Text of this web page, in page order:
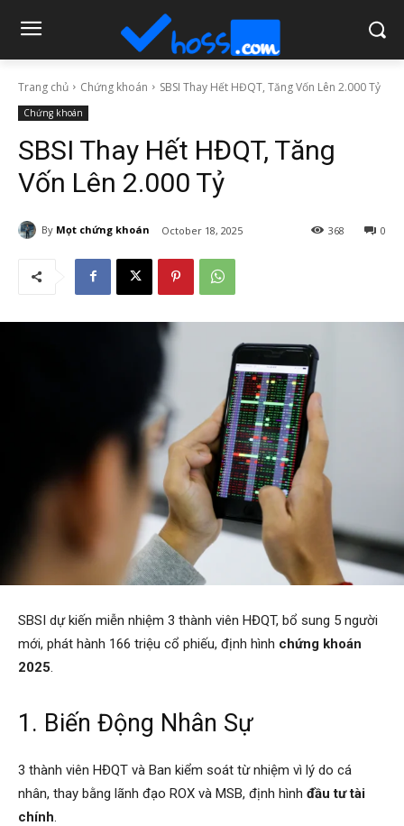
Trang chủ Chứng khoán SBSI Thay Hết HĐQT, Tăng Vốn Lên 2.000 Tỷ
Chứng khoán
SBSI Thay Hết HĐQT, Tăng
Vốn Lên 2.000 Tỷ
By Mọt chứng khoán October 18, 2025 0
368
SBSI dự kiến miễn nhiệm 3 thành viên HĐQT, bổ sung 5 người
mới, phát hành 166 triệu cổ phiếu, định hình chứng khoán
2025.
1. Biến Động Nhân Sự
3 thành viên HĐQT và Ban kiểm soát từ nhiệm vì lý do cá
nhân, thay bằng lãnh đạo ROX và MSB, định hình đầu tư tài
chính.